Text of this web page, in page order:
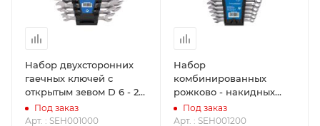
Набор двухсторонних
гаечных ключей с
открытым зевом D 6 - 22
мм, 8 ключей SUPER-
EGO SEH001000
Под заказ
Арт. : SEH001000
Набор
комбинированных
рожково - накидных
ключей D 6-21 мм, 12
ключей SUPER-EGO
Под заказ
Арт. : SEH001200